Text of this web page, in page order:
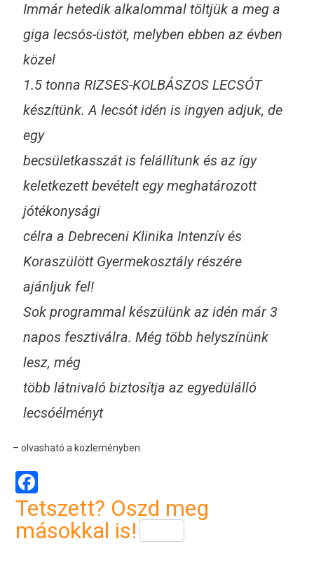
Immár hetedik alkalommal töltjük a meg a
giga lecsós-üstöt, melyben ebben az évben
közel
1.5 tonna RIZSES-KOLBÁSZOS LECSÓT
készítünk. A lecsót idén is ingyen adjuk, de
egy
becsületkasszát is felállítunk és az így
keletkezett bevételt egy meghatározott
jótékonysági
célra a Debreceni Klinika Intenzív és
Koraszülött Gyermekosztály részére
ajánljuk fel!
Sok programmal készülünk az idén már 3
napos fesztiválra. Még több helyszínünk
lesz, még
több látnivaló biztosítja az egyedülálló
lecsóélményt
– olvasható a közleményben.
Facebook
Tetszett? Oszd meg
másokkal is!